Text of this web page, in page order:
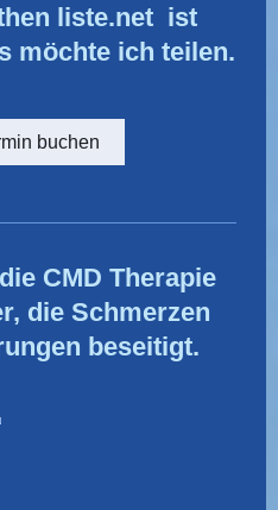
liste.net ist
möchte ich teilen.
buchen
CMD Therapie
die Schmerzen
beseitigt.